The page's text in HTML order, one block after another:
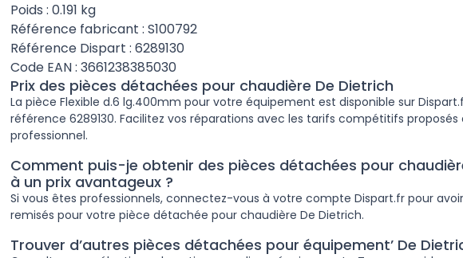
Poids : 0.191 kg
Référence fabricant : S100792
Référence Dispart : 6289130
Code EAN : 3661238385030
Prix des pièces détachées pour chaudière De Dietrich
La pièce Flexible d.6 lg.400mm pour votre équipement est disponible sur
référence 6289130. Facilitez vos réparations avec les tarifs compétitifs proposés
professionnel.
Comment puis-je obtenir des pièces détachées pour
à un prix avantageux ?
Si vous êtes professionnels, connectez-vous à votre compte Dispart.fr pour
remisés pour votre pièce détachée pour chaudière De Dietrich.
Trouver d’autres pièces détachées pour équipement’ De